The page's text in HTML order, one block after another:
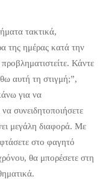
τακτικά,
της ημέρας κατά την
Κάντε
αυτή τη στιγμή;”,
για να
συνειδητοποιήσετε
μεγάλη διαφορά. Με
στο φαγητό
θα μπορέσετε στη